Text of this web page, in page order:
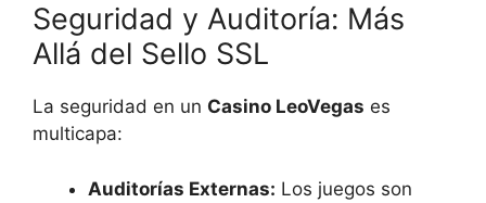
Seguridad y Auditoría: Más
Allá del Sello SSL
La seguridad en un Casino LeoVegas es
multicapa:
Auditorías Externas: Los juegos son